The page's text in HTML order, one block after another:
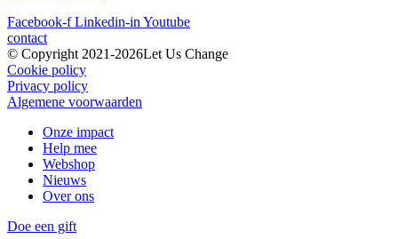
Facebook-f Linkedin-in Youtube
contact
© Copyright 2021-2026Let Us Change
Cookie policy
Privacy policy
Algemene voorwaarden
Onze impact
Help mee
Webshop
Nieuws
Over ons
Doe een gift